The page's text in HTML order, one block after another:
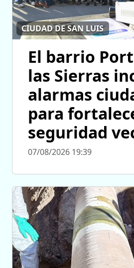
CIUDAD DE SAN LUIS
El barrio
las Sierras
alarmas
para
seguridad
07/08/2026 19:39